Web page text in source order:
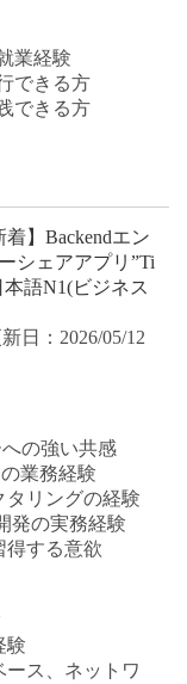
業経験
できる方
】Backendエン
ェアアプリ”Ti
本語N1(ビジネス
日：2026/05/12
の強い共感
業務経験
タリングの経験
発の実務経験
得する意欲
験
ス、ネットワ